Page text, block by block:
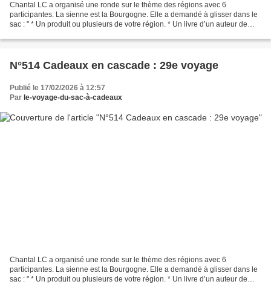
Chantal LC a organisé une ronde sur le thème des régions avec 6
participantes. La sienne est la Bourgogne. Elle a demandé à glisser dans le
sac : " * Un produit ou plusieurs de votre région. * Un livre d’un auteur de
N°514 Cadeaux en cascade : 29e voyage
Publié le 17/02/2026 à 12:57
Par le-voyage-du-sac-à-cadeaux
Chantal LC a organisé une ronde sur le thème des régions avec 6
participantes. La sienne est la Bourgogne. Elle a demandé à glisser dans le
sac : " * Un produit ou plusieurs de votre région. * Un livre d’un auteur de